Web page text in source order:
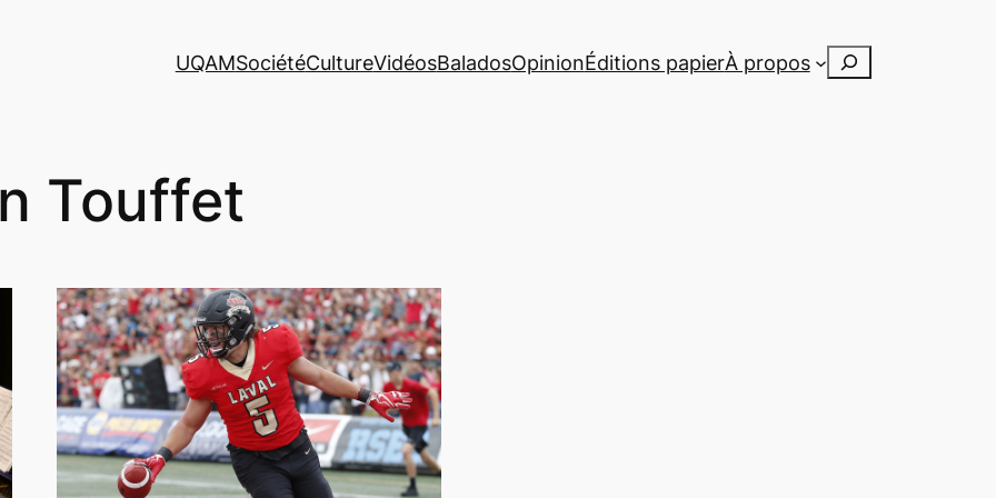
UQAMSociétéCultureVidéosBaladosOpinionÉditions papierÀ propos Rechercher
Touffet